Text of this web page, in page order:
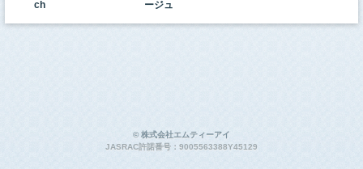
ch
ージュ
© 株式会社エムティーアイ
JASRAC許諾番号：9005563388Y45129